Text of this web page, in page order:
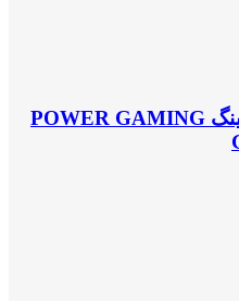
منبع تغذیه کامپیوتر گرین گیمینگ POWER GAMING